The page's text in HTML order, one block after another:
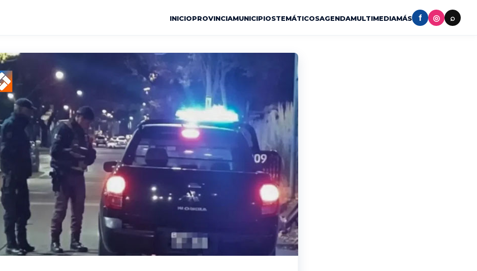
INICIOPROVINCIAMUNICIPIOSTEMÁTICOSAGENDAMULTIMEDIAMÁS f ◎ ⌕